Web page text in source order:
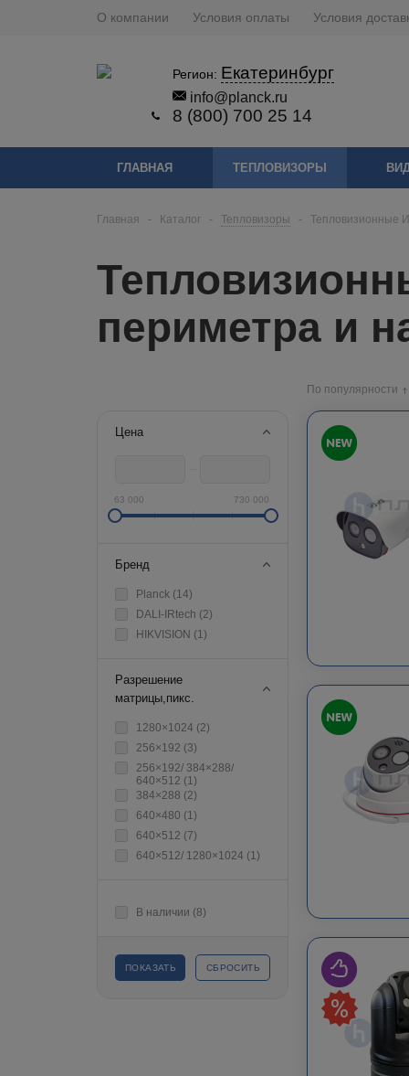
О компании Условия оплаты Условия
Регион: Екатеринбург
info@planck.ru
8 (800) 700 25 14
ГЛАВНАЯ ТЕПЛОВИЗОРЫ
Главная - Каталог - Тепловизоры - Тепловизионные
периметра и
Цена
63 000 730 000
Бренд
Planck (14)
DALI-IRtech (2)
HIKVISION (1)
Разрешение
матрицы,пикс.
1280×1024 (2)
256×192 (3)
256×192/ 384×288/
640×512 (1)
384×288 (2)
640×480 (1)
640×512 (7)
640×512/ 1280×1024 (1)
В наличии (8)
По популярности